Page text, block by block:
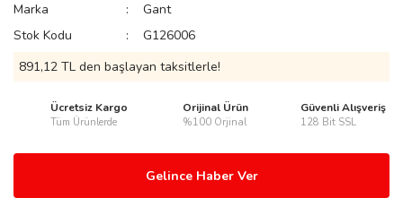
Marka
Gant
Stok Kodu
G126006
891,12 TL den başlayan taksitlerle!
Ücretsiz Kargo
Tüm Ürünlerde
Orijinal Ürün
%100 Orjinal
Güvenli Alışveriş
128 Bit SSL
Gelince Haber Ver